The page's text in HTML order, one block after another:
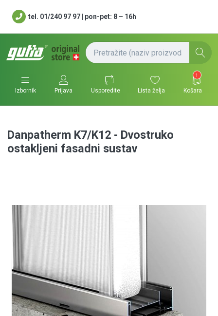
tel. 01/240 97 97 | pon-pet: 8 – 16h
Izbornik Prijava Usporedite Lista želja
1
Košara
Danpatherm K7/K12 - Dvostruko
ostakljeni fasadni sustav